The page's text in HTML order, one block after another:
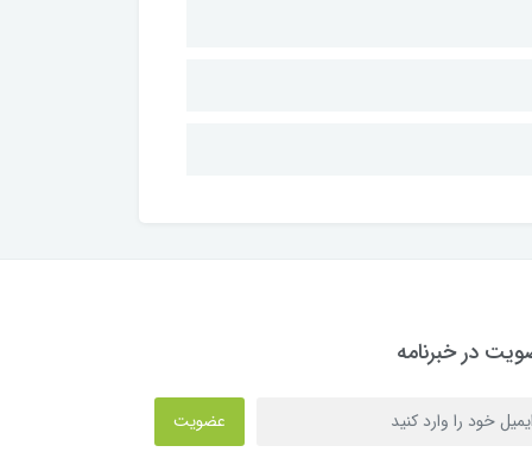
در خبرنامه
عضویت